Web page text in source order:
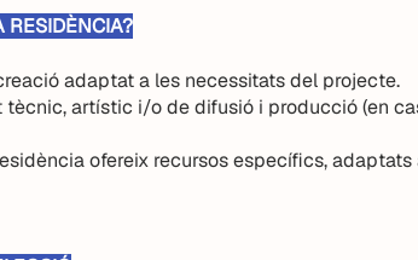
RESIDÈNCIA?
adaptat a les necessitats del projecte.
artístic i/o de difusió i producció (en
ofereix recursos específics,